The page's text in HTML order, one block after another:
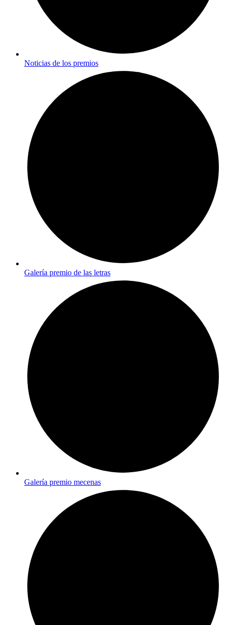
Noticias de los premios
Galería premio de las letras
Galería premio mecenas